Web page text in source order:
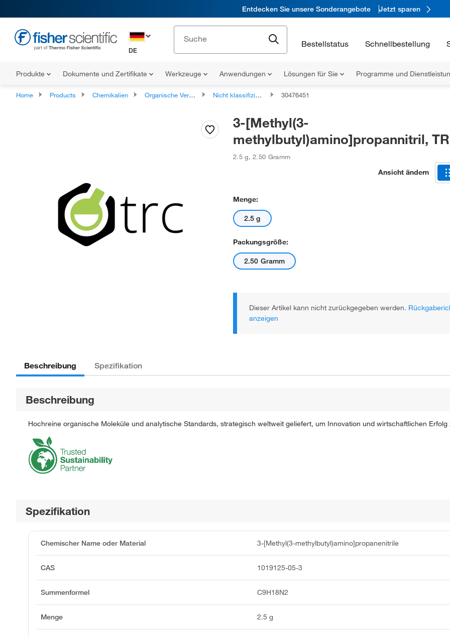
Entdecken Sie unsere Sonderangebote Jetzt sparen
DE
Bestellstatus Schnellbestellung
Produkte Dokumente und Zertifikate Werkzeuge Anwendungen Lösungen für Sie Programme und
Home Products Chemikalien Organische Verbindungen Nicht klassifizierte organische Verbindungen 30476451
3-[Methyl(3-
methylbutyl)amino]propannitril,
2.5 g,2.50 Gramm
Ansicht ändern
Menge:
2.5 g
Packungsgröße:
2.50 Gramm
Dieser Artikel kann nicht zurückgegeben werden.
anzeigen
Beschreibung Spezifikation
Beschreibung
Hochreine organische Moleküle und analytische Standards, strategisch weltweit geliefert, um Innovation und wirtschaftlichen
Spezifikation
Chemischer Name oder Material 3-[Methyl(3-methylbutyl)amino]propanenitrile
CAS 1019125-05-3
Summenformel C9H18N2
Menge 2.5 g